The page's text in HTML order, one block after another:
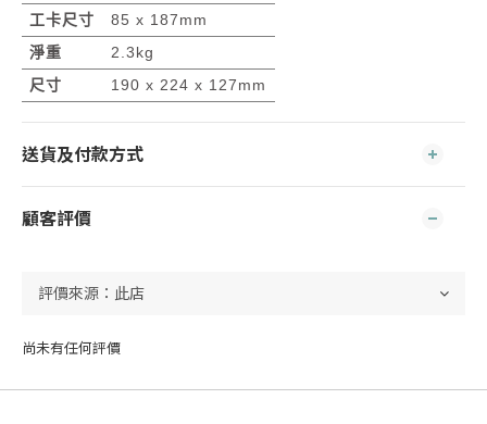
工卡尺寸 85 x 187mm
淨重 2.3kg
尺寸 190 x 224 x 127mm
送貨及付款方式
顧客評價
尚未有任何評價